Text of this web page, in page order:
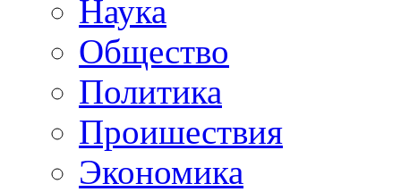
Наука
Общество
Политика
Проишествия
Экономика